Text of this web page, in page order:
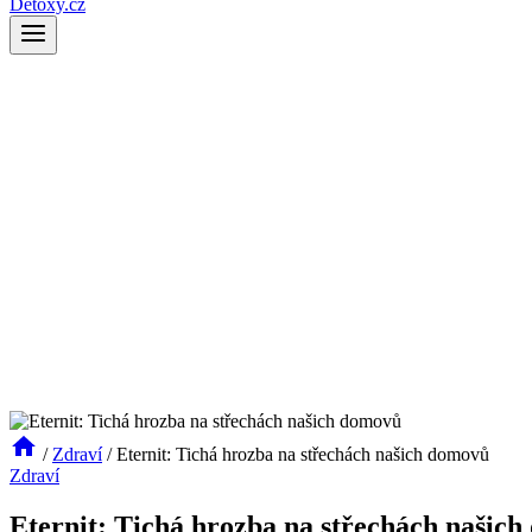
Detoxy.cz
/ Zdraví / Eternit: Tichá hrozba na střechách našich domovů
Zdraví